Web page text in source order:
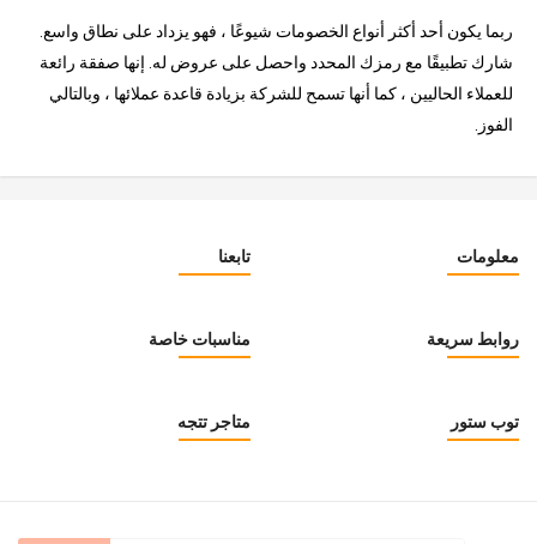
ربما يكون أحد أكثر أنواع الخصومات شيوعًا ، فهو يزداد على نطاق واسع.
شارك تطبيقًا مع رمزك المحدد واحصل على عروض له. إنها صفقة رائعة
للعملاء الحاليين ، كما أنها تسمح للشركة بزيادة قاعدة عملائها ، وبالتالي
الفوز.
تابعنا معلومات
مناسبات خاصة روابط سريعة
متاجر تتجه توب ستور